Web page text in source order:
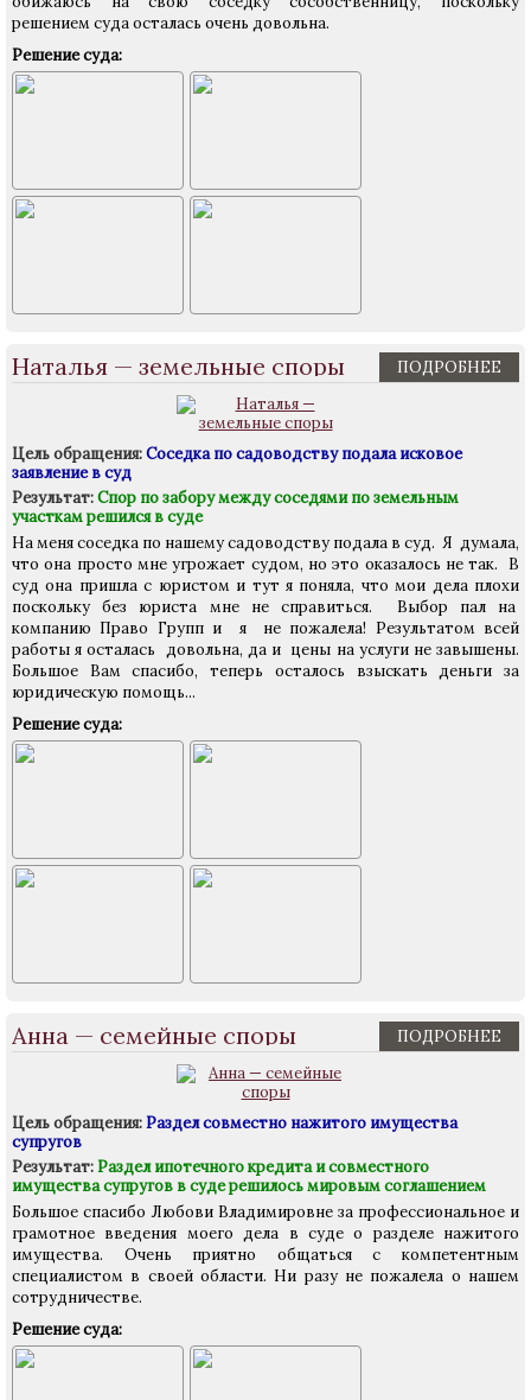
решением суда осталась очень довольна.
Решение суда:
Наталья — земельные споры ПОДРОБНЕЕ
Цель обращения:Соседка по садоводству подала исковое
заявление в суд
Результат:Спор по забору между соседями по земельным
участкам решился в суде
На меня соседка по нашему садоводству подала в суд. Я думала,
что она просто мне угрожает судом, но это оказалось не так. В
суд она пришла с юристом и тут я поняла, что мои дела плохи
поскольку без юриста мне не справиться. Выбор пал на
компанию Право Групп и я не пожалела! Результатом всей
работы я осталась довольна, да и цены на услуги не завышены.
Большое Вам спасибо, теперь осталось взыскать деньги за
юридическую помощь...
Решение суда:
Анна — семейные споры ПОДРОБНЕЕ
Цель обращения:Раздел совместно нажитого имущества
супругов
Результат:Раздел ипотечного кредита и совместного
имущества супругов в суде решилось мировым соглашением
Большое спасибо Любови Владимировне за профессиональное и
грамотное введения моего дела в суде о разделе нажитого
имущества. Очень приятно общаться с компетентным
специалистом в своей области. Ни разу не пожалела о нашем
сотрудничестве.
Решение суда: